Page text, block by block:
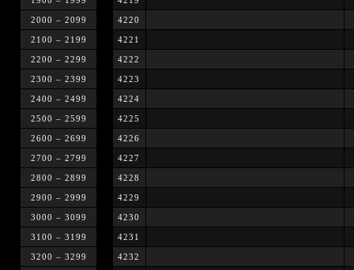
2000 – 2099
2100 – 2199
2200 – 2299
2300 – 2399
2400 – 2499
2500 – 2599
2600 – 2699
2700 – 2799
2800 – 2899
2900 – 2999
3000 – 3099
3100 – 3199
3200 – 3299
4220
4221
4222
4223
4224
4225
4226
4227
4228
4229
4230
4231
4232